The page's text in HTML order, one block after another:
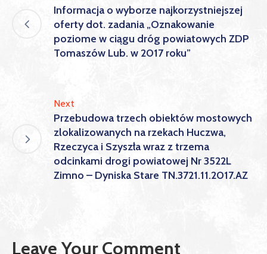
Informacja o wyborze najkorzystniejszej
oferty dot. zadania „Oznakowanie
poziome w ciągu dróg powiatowych ZDP
Tomaszów Lub. w 2017 roku”
Next
Przebudowa trzech obiektów mostowych
zlokalizowanych na rzekach Huczwa,
Rzeczyca i Szyszła wraz z trzema
odcinkami drogi powiatowej Nr 3522L
Zimno – Dyniska Stare TN.3721.11.2017.AZ
Leave Your Comment